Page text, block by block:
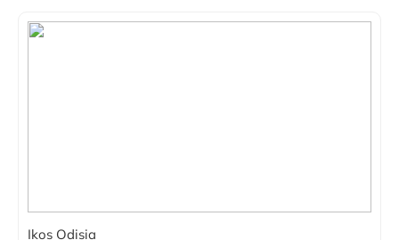
Ikos Odisia